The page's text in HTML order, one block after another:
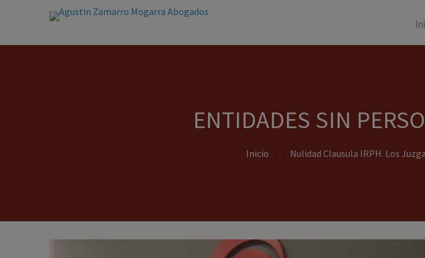
ENTIDADES SIN
Inicio Nulidad Clausula IRPH. Los